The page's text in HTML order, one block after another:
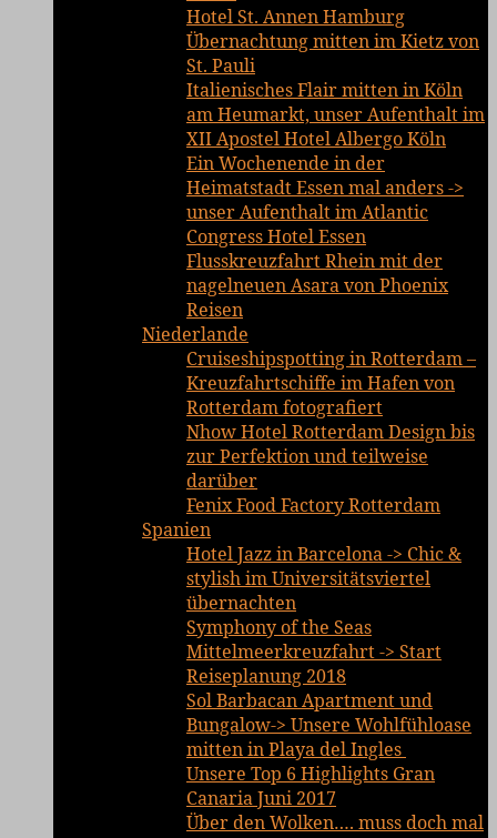
Hotel St. Annen Hamburg
Übernachtung mitten im Kietz von
St. Pauli
Italienisches Flair mitten in Köln
am Heumarkt, unser Aufenthalt im
XII Apostel Hotel Albergo Köln
Ein Wochenende in der
Heimatstadt Essen mal anders ->
unser Aufenthalt im Atlantic
Congress Hotel Essen
Flusskreuzfahrt Rhein mit der
nagelneuen Asara von Phoenix
Reisen
Niederlande
Cruiseshipspotting in Rotterdam –
Kreuzfahrtschiffe im Hafen von
Rotterdam fotografiert
Nhow Hotel Rotterdam Design bis
zur Perfektion und teilweise
darüber
Fenix Food Factory Rotterdam
Spanien
Hotel Jazz in Barcelona -> Chic &
stylish im Universitätsviertel
übernachten
Symphony of the Seas
Mittelmeerkreuzfahrt -> Start
Reiseplanung 2018
Sol Barbacan Apartment und
Bungalow-> Unsere Wohlfühloase
mitten in Playa del Ingles
Unsere Top 6 Highlights Gran
Canaria Juni 2017
Über den Wolken…. muss doch mal